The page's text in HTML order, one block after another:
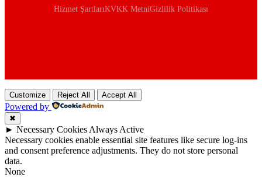
Hizmet ŞartlarıKVKK MetniGizlilik Politikası
Customize Reject All Accept All
Powered by
✖
► Necessary Cookies Always Active
Necessary cookies enable essential site features like secure log-ins
and consent preference adjustments. They do not store personal
data.
None